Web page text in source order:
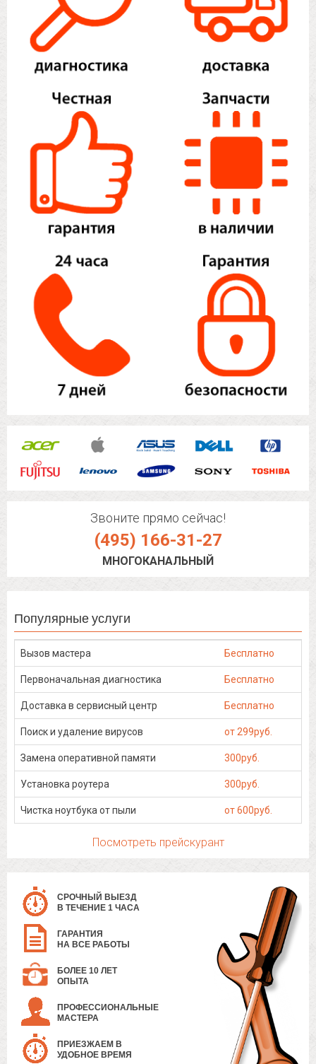
Звоните прямо сейчас!
(495) 166-31-27
МНОГОКАНАЛЬНЫЙ
Популярные услуги
Вызов мастера Бесплатно
Первоначальная диагностика Бесплатно
Доставка в сервисный центр Бесплатно
Поиск и удаление вирусов от 299руб.
Замена оперативной памяти 300руб.
Установка роутера 300руб.
Чистка ноутбука от пыли от 600руб.
Посмотреть прейскурант
СРОЧНЫЙ ВЫЕЗД
В ТЕЧЕНИЕ 1 ЧАСА
ГАРАНТИЯ
НА ВСЕ РАБОТЫ
БОЛЕЕ 10 ЛЕТ
ОПЫТА
ПРОФЕССИОНАЛЬНЫЕ
МАСТЕРА
ПРИЕЗЖАЕМ В
УДОБНОЕ ВРЕМЯ